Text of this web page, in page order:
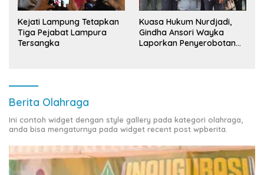
Kejati Lampung Tetapkan
Tiga Pejabat Lampura
Tersangka
Kuasa Hukum Nurdjadi,
Gindha Ansori Wayka
Laporkan Penyerobotan
Berita Olahraga
Ini contoh widget dengan style gallery pada kategori olahraga,
anda bisa mengaturnya pada widget recent post wpberita.